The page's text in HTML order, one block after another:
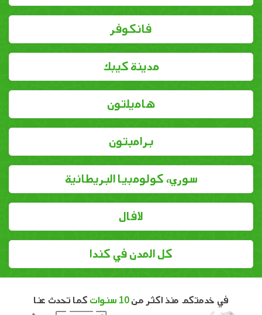
فانكوفر
مدينة كيبك
هاميلتون
برامبتون
سوري، كولومبيا البريطانية
لافال
كل المدن في كندا
في خدمتكم منذ اكثر من10 سنوات كما تحدث عنا